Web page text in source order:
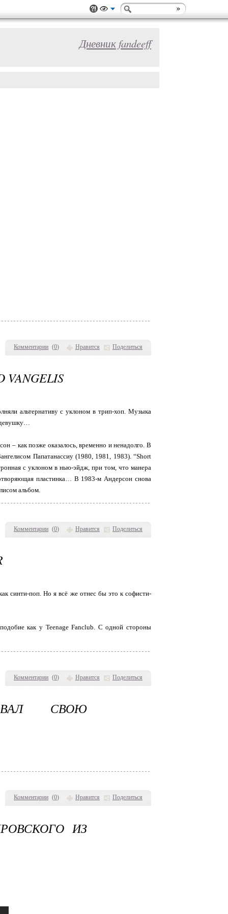
Дневник fandeeff
Комментарии (0) Нравится Поделиться
Комментарии (0) Нравится Поделиться
альтернативу с уклоном в трип-хоп. Музыка
девушку…
– как позже оказалось, временно и ненадолго. В
Папатанассиу (1980, 1981, 1983). “Short
с уклоном в нью-эйдж, при том, что манера
пластинка… В 1983-м Андерсон снова
альбом.
Комментарии (0) Нравится Поделиться
синти-поп. Но я всё же отнес бы это к софисти-
как у Teenage Fanclub. С одной стороны
Комментарии (0) Нравится Поделиться
СВОЮ
ИЗ